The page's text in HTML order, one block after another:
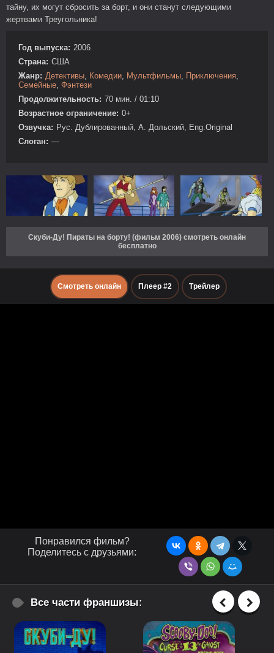
тайну, их могут сбросить за борт, и они станут следующими
жертвами Треугольника!
Год выпуска: 2006
Страна: США
Жанр: Детективы, Комедии, Мультфильмы, Приключения,
Семейные, Фэнтези
Продолжительность: 70 мин. / 01:10
Возрастное ограничение: 0+
Озвучка: Рус. Дублированный, А. Дольский, Eng.Original
Слоган: —
Скуби-Ду! Пираты на борту! (фильм 2006) смотреть онлайн
бесплатно
Смотреть онлайн Плеер #2 Трейлер
Понравился фильм?
Поделитесь с друзьями:
Все части франшизы: